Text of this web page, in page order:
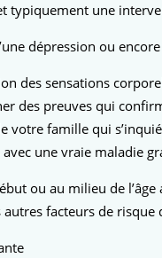
typiquement une
dépression ou
des sensations
des preuves qui
votre famille qui
une vraie maladie
ou au milieu de
facteurs de risque